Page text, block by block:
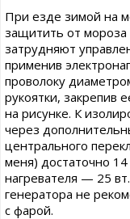
При езде зимой на
защитить от мороза
затрудняют
применив
проволоку
рукоятки, закрепив
на рисунке. К
через
центрального
меня) достаточно
нагревателя — 25
генератора не
с фарой.